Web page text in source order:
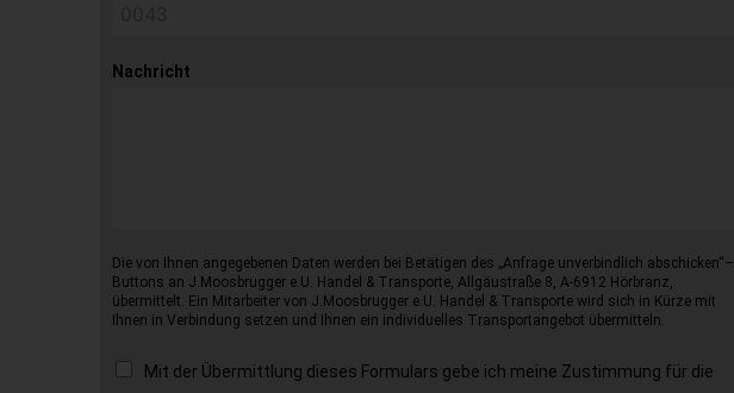
Nachricht
Die von Ihnen angegebenen Daten werden bei Betätigen des „Anfrage unverbindlich abschicken“–
Buttons an J.Moosbrugger e.U. Handel & Transporte, Allgäustraße 8, A-6912 Hörbranz,
übermittelt. Ein Mitarbeiter von J.Moosbrugger e.U. Handel & Transporte wird sich in Kürze mit
Ihnen in Verbindung setzen und Ihnen ein individuelles Transportangebot übermitteln.
Mit der Übermittlung dieses Formulars gebe ich meine Zustimmung für die